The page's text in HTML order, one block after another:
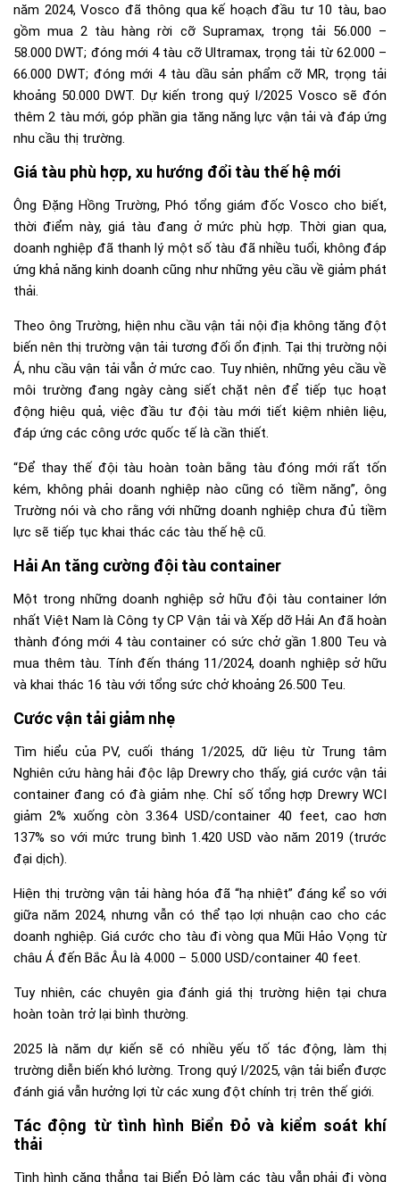
năm 2024, Vosco đã thông qua kế hoạch đầu tư 10 tàu, bao
gồm mua 2 tàu hàng rời cỡ Supramax, trọng tải 56.000 –
58.000 DWT; đóng mới 4 tàu cỡ Ultramax, trọng tải từ 62.000 –
66.000 DWT; đóng mới 4 tàu dầu sản phẩm cỡ MR, trọng tải
khoảng 50.000 DWT. Dự kiến trong quý I/2025 Vosco sẽ đón
thêm 2 tàu mới, góp phần gia tăng năng lực vận tải và đáp ứng
nhu cầu thị trường.
Giá tàu phù hợp, xu hướng đổi tàu thế hệ mới
Ông Đặng Hồng Trường, Phó tổng giám đốc Vosco cho biết,
thời điểm này, giá tàu đang ở mức phù hợp. Thời gian qua,
doanh nghiệp đã thanh lý một số tàu đã nhiều tuổi, không đáp
ứng khả năng kinh doanh cũng như những yêu cầu về giảm phát
thải.
Theo ông Trường, hiện nhu cầu vận tải nội địa không tăng đột
biến nên thị trường vận tải tương đối ổn định. Tại thị trường nội
Á, nhu cầu vận tải vẫn ở mức cao. Tuy nhiên, những yêu cầu về
môi trường đang ngày càng siết chặt nên để tiếp tục hoạt
động hiệu quả, việc đầu tư đội tàu mới tiết kiệm nhiên liệu,
đáp ứng các công ước quốc tế là cần thiết.
“Để thay thế đội tàu hoàn toàn bằng tàu đóng mới rất tốn
kém, không phải doanh nghiệp nào cũng có tiềm năng”, ông
Trường nói và cho rằng với những doanh nghiệp chưa đủ tiềm
lực sẽ tiếp tục khai thác các tàu thế hệ cũ.
Hải An tăng cường đội tàu container
Một trong những doanh nghiệp sở hữu đội tàu container lớn
nhất Việt Nam là Công ty CP Vận tải và Xếp dỡ Hải An đã hoàn
thành đóng mới 4 tàu container có sức chở gần 1.800 Teu và
mua thêm tàu. Tính đến tháng 11/2024, doanh nghiệp sở hữu
và khai thác 16 tàu với tổng sức chở khoảng 26.500 Teu.
Cước vận tải giảm nhẹ
Tìm hiểu của PV, cuối tháng 1/2025, dữ liệu từ Trung tâm
Nghiên cứu hàng hải độc lập Drewry cho thấy, giá cước vận tải
container đang có đà giảm nhẹ. Chỉ số tổng hợp Drewry WCI
giảm 2% xuống còn 3.364 USD/container 40 feet, cao hơn
137% so với mức trung bình 1.420 USD vào năm 2019 (trước
đại dịch).
Hiện thị trường vận tải hàng hóa đã “hạ nhiệt” đáng kể so với
giữa năm 2024, nhưng vẫn có thể tạo lợi nhuận cao cho các
doanh nghiệp. Giá cước cho tàu đi vòng qua Mũi Hảo Vọng từ
châu Á đến Bắc Âu là 4.000 – 5.000 USD/container 40 feet.
Tuy nhiên, các chuyên gia đánh giá thị trường hiện tại chưa
hoàn toàn trở lại bình thường.
2025 là năm dự kiến sẽ có nhiều yếu tố tác động, làm thị
trường diễn biến khó lường. Trong quý I/2025, vận tải biển được
đánh giá vẫn hưởng lợi từ các xung đột chính trị trên thế giới.
Tác động từ tình hình Biển Đỏ và kiểm soát khí
thải
Tình hình căng thẳng tại Biển Đỏ làm các tàu vẫn phải đi vòng